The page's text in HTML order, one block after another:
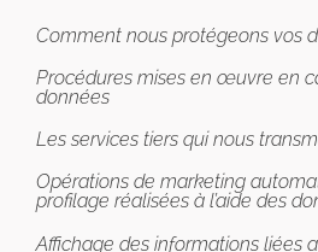
Comment nous protégeons vos
Procédures mises en œuvre en
données
Les services tiers qui nous
Opérations de marketing
profilage réalisées à l’aide des
Affichage des informations liées